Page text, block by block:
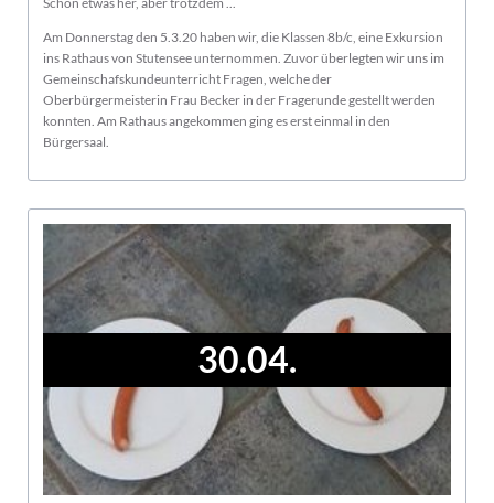
Am Donnerstag den 5.3.20 haben wir, die Klassen 8b/c, eine Exkursion
ins Rathaus von Stutensee unternommen. Zuvor überlegten wir uns im
Gemeinschafskundeunterricht Fragen, welche der
Oberbürgermeisterin Frau Becker in der Fragerunde gestellt werden
konnten. Am Rathaus angekommen ging es erst einmal in den
Bürgersaal.
30.04.